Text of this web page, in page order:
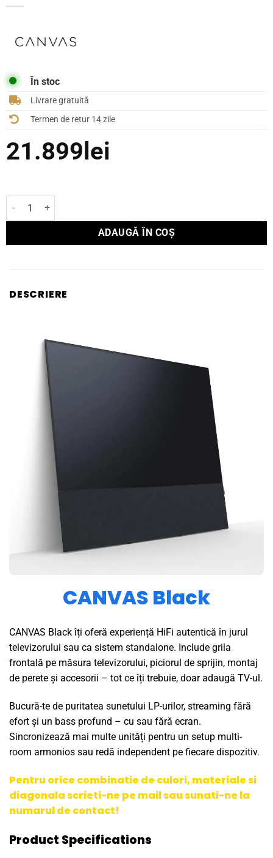
În stoc
Livrare gratuită
Termen de retur 14 zile
21.899lei
Cantitate Soundbar Canvas 65"
ADAUGĂ ÎN COȘ
DESCRIERE
CANVAS Black
CANVAS Black îți oferă experiență HiFi autentică în jurul
televizorului sau ca sistem standalone. Include grila
frontală pe măsura televizorului, piciorul de sprijin, montaj
de perete și accesorii – tot ce îți trebuie, doar adaugă TV-ul.
Bucură-te de puritatea sunetului LP-urilor, streaming fără
efort și un bass profund – cu sau fără ecran.
Sincronizează mai multe unități pentru un setup multi-
room armonios sau redă independent pe fiecare dispozitiv.
Pentru orice combinatie de culori, materiale si
diagonala scrieti-ne pe mail sau sunati-ne la
numarul de contact!
Product Specifications